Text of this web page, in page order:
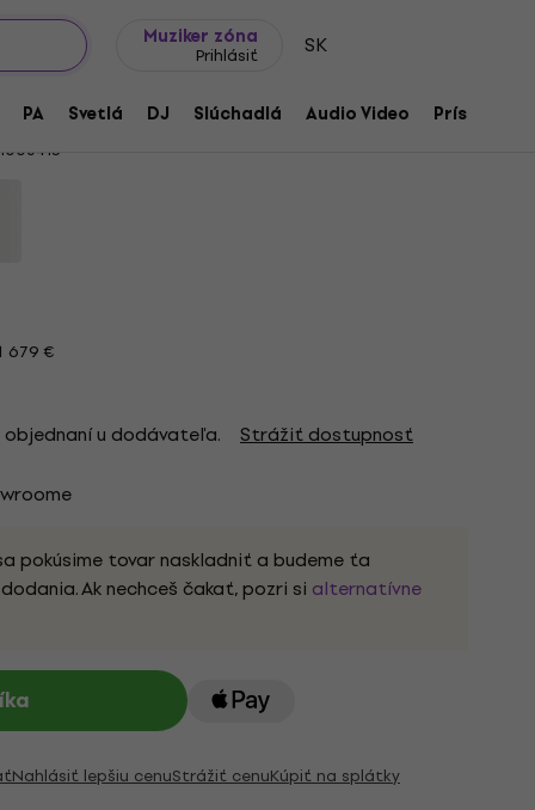
Muziker zóna
Prihlásiť SK
PA Svetlá DJ Slúchadlá Audio Video
White Elektrická gitara
679 €
u dodávateľa.
Strážiť dostupnosť
pokúsime tovar naskladniť a budeme ťa
Ak nechceš čakať, pozri si alternatívne
Nahlásiť lepšiu cenuStrážiť cenuKúpiť na splátky